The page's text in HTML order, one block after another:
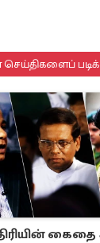
கைதை